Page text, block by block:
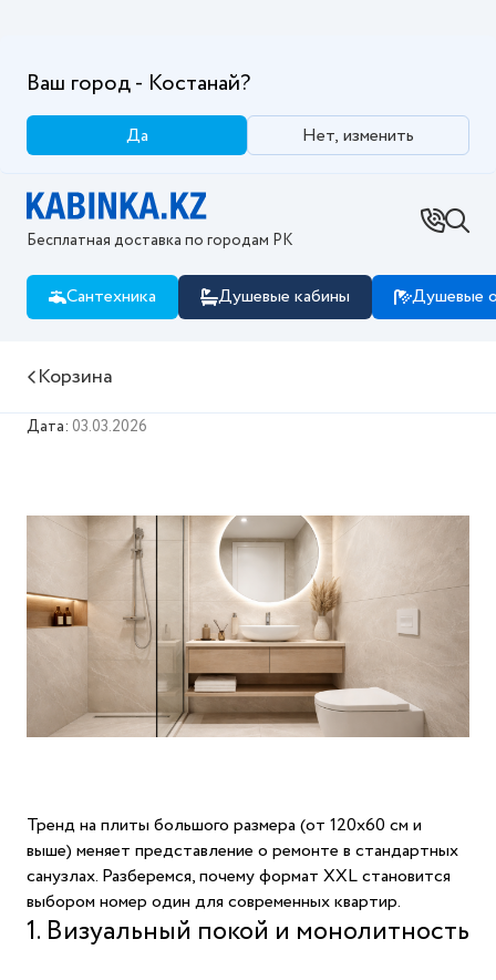
Ваш город - Костанай?
Да Нет, изменить
Бесплатная доставка по городам РК
Сантехника Душевые кабины Душевые
Корзина
Дата: 03.03.2026
Тренд на плиты большого размера (от 120х60 см и
выше) меняет представление о ремонте в стандартных
санузлах. Разберемся, почему формат XXL становится
выбором номер один для современных квартир.
1. Визуальный покой и монолитность